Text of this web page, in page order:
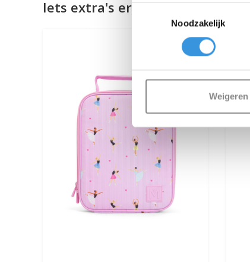
Toestemmingsselectie
Noodzakelijk
Weigeren
Iets extra's erbij?